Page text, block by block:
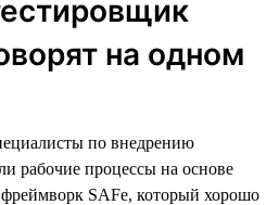
на одном
по внедрению
рабочие процессы на основе
SAFe, который хорошо